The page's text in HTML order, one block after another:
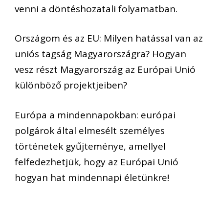
venni a döntéshozatali folyamatban.
Országom és az EU: Milyen hatással van az
uniós tagság Magyarországra? Hogyan
vesz részt Magyarország az Európai Unió
különböző projektjeiben?
Európa a mindennapokban: európai
polgárok által elmesélt személyes
történetek gyűjteménye, amellyel
felfedezhetjük, hogy az Európai Unió
hogyan hat mindennapi életünkre!